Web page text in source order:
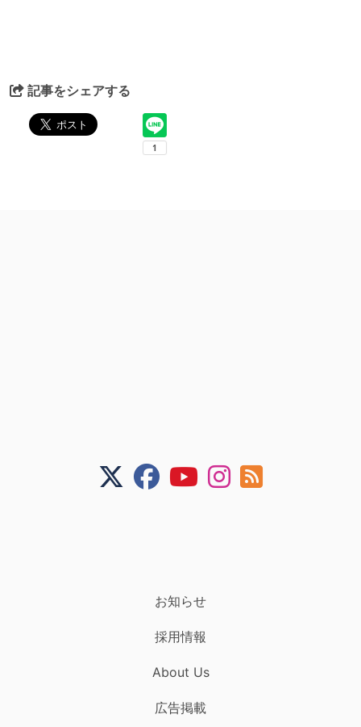
記事をシェアする
お知らせ
採用情報
About Us
広告掲載